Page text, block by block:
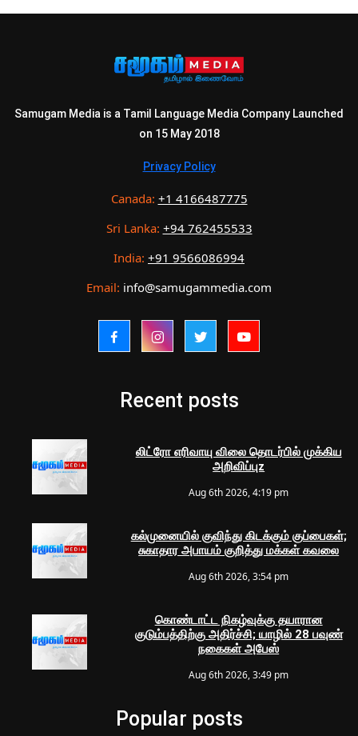
Samugam Media is a Tamil Language Media Company Launched
on 15 May 2018
Privacy Policy
Canada: +1 4166487775
Sri Lanka: +94 762455533
India: +91 9566086994
Email: info@samugammedia.com
Recent posts
லிட்ரோ எரிவாயு விலை தொடர்பில் முக்கிய
அறிவிப்புz
Aug 6th 2026, 4:19 pm
கல்முனையில் குவிந்து கிடக்கும் குப்பைகள்;
சுகாதார அபாயம் குறித்து மக்கள் கவலை
Aug 6th 2026, 3:54 pm
கொண்டாட்ட நிகழ்வுக்கு தயாரான
குடும்பத்திற்கு அதிர்ச்சி; யாழில் 28 பவுண்
நகைகள் அபேஸ்
Aug 6th 2026, 3:49 pm
Popular posts